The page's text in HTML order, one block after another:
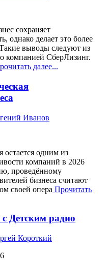
сохраняет
однако делает это более
выводы следуют из
компанией СберЛизинг.
далее...
Иванов
остается одним из
компаний в 2026
проведённому
бизнеса считают
своей опера Прочитать
Детским радио
Короткий